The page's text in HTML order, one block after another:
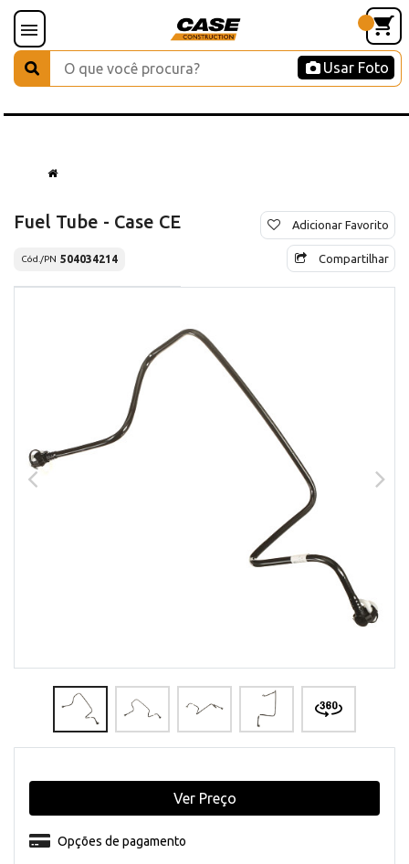
Usar Foto
Fuel Tube - Case CE
Cód./PN 504034214
Adicionar Favorito
Compartilhar
Opções de pagamento
Ver Preço